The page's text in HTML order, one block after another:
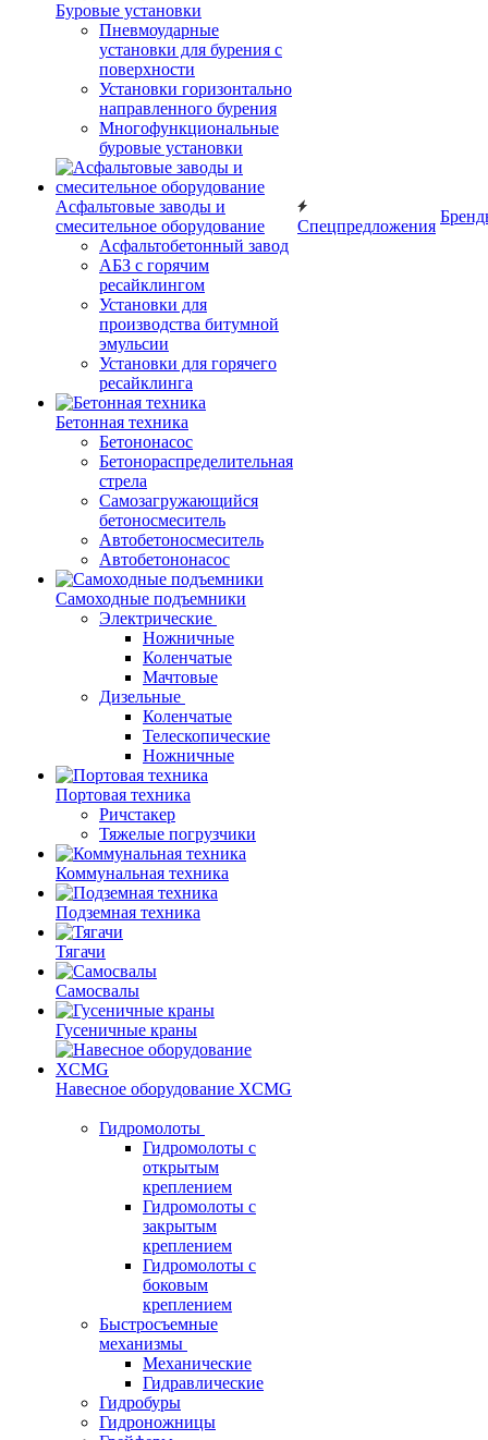
Буровые установки
Пневмоударные
установки для бурения с
поверхности
Установки горизонтально
направленного бурения
Многофункциональные
буровые установки
Асфальтовые заводы и
смесительное оборудование
Асфальтобетонный завод
АБЗ с горячим
ресайклингом
Установки для
производства битумной
эмульсии
Установки для горячего
ресайклинга
Бетонная техника
Бетононасос
Бетонораспределительная
стрела
Самозагружающийся
бетоносмеситель
Автобетоносмеситель
Автобетононасос
Самоходные подъемники
Электрические
Ножничные
Коленчатые
Мачтовые
Дизельные
Коленчатые
Телескопические
Ножничные
Портовая техника
Ричстакер
Тяжелые погрузчики
Коммунальная техника
Подземная техника
Тягачи
Самосвалы
Гусеничные краны
Навесное оборудование XCMG
Гидромолоты
Гидромолоты с
открытым
креплением
Гидромолоты с
закрытым
креплением
Гидромолоты с
боковым
креплением
Быстросъемные
механизмы
Механические
Гидравлические
Гидробуры
Гидроножницы
Спецпредложения